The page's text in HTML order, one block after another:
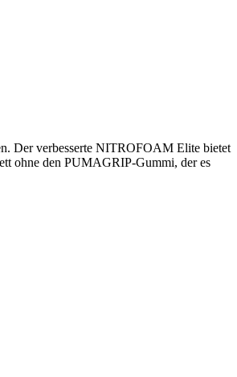
Der verbesserte NITROFOAM Elite bietet
ohne den PUMAGRIP-Gummi, der es